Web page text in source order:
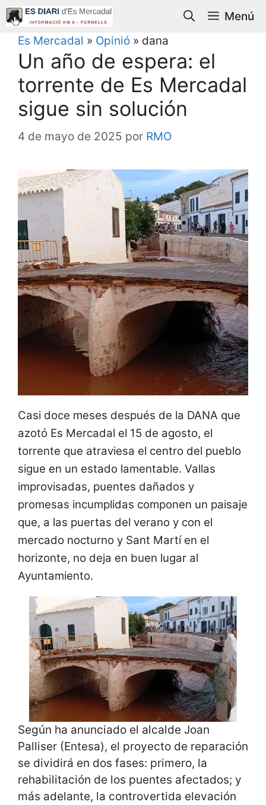
Saltar
al
contenido
Menú
Es Mercadal » Opinió » dana
Un año de espera: el
torrente de Es Mercadal
sigue sin solución
4 de mayo de 2025 por RMO
Casi doce meses después de la DANA que
azotó Es Mercadal el 15 de agosto, el
torrente que atraviesa el centro del pueblo
sigue en un estado lamentable. Vallas
improvisadas, puentes dañados y
promesas incumplidas componen un paisaje
que, a las puertas del verano y con el
mercado nocturno y Sant Martí en el
horizonte, no deja en buen lugar al
Ayuntamiento.
Según ha anunciado el alcalde Joan
Palliser (Entesa), el proyecto de reparación
se dividirá en dos fases: primero, la
rehabilitación de los puentes afectados; y
más adelante, la controvertida elevación